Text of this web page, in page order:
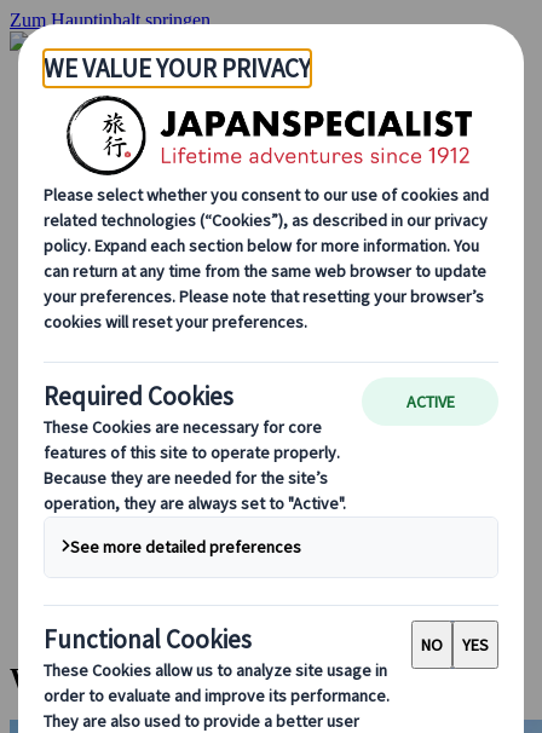
Zum Hauptinhalt springen
Startseite
Rundreisen
Individuelle Reisen
Gruppenreisen
Selbstfahrerreisen
Ausflüge
Massgeschneiderte Gruppenreisen
Japan Rail Pass
Wie wir arbeiten
Über uns
Treffen Sie unser Team
Werden Sie Teil unseres Teams
Saisonale Reisetipps
Highlights des Reiseziels
Kulturelle Einblicke
Kulinarische Erlebnisse
Entdecke Japan mit dem Zug
Häufig gestellte Fragen
Wichtige Informationen
Etikette in Japan
Autofahren in Japan
Bei uns buchen
Japan Rail Pass
Unterkunft
Online-Beratung
Wanderung auf den Mt. Yotei